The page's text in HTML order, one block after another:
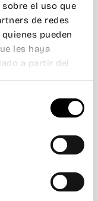
el uso que
de redes
pueden
les haya
a partir del
vivir en
lo que